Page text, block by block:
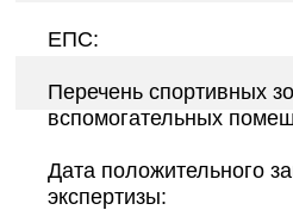
ЕПС:
Перечень спортивных
вспомогательных
Дата положительного
экспертизы: